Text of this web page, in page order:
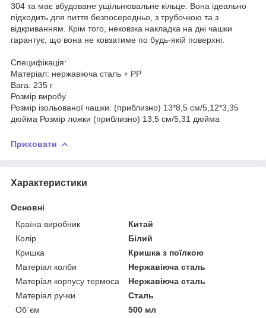
304 та має вбудоване ущільнювальне кільце. Вона ідеально
підходить для пиття безпосередньо, з трубочкою та з
відкриванням. Крім того, нековзка накладка на дні чашки
гарантує, що вона не ковзатиме по будь-якій поверхні.
Специфікація:
Матеріал: нержавіюча сталь + PP
Вага: 235 г
Розмір виробу
Розмір ізольованої чашки: (приблизно) 13*8,5 см/5,12*3,35
дюйма Розмір ложки (приблизно) 13,5 см/5,31 дюйма
Приховати
Характеристики
Основні
Країна виробник
Китай
Колір
Білий
Кришка
Кришка з поїлкою
Матеріал колби
Нержавіюча сталь
Матеріал корпусу термоса
Нержавіюча сталь
Матеріал ручки
Сталь
Об`єм
500 мл